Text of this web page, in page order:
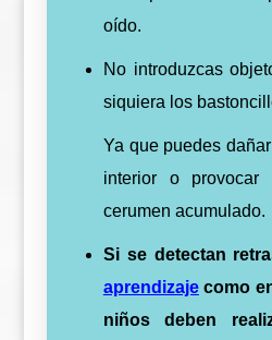
oído.
No introduzcas
siquiera los
Ya que puedes
interior o provocar
cerumen acumulado.
Si se detectan
aprendizajecomo
niños deben